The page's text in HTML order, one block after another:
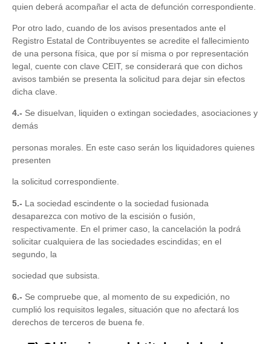
quien deberá acompañar el acta de defunción correspondiente.
Por otro lado, cuando de los avisos presentados ante el
Registro Estatal de Contribuyentes se acredite el fallecimiento
de una persona física, que por sí misma o por representación
legal, cuente con clave CEIT, se considerará que con dichos
avisos también se presenta la solicitud para dejar sin efectos
dicha clave.
4.- Se disuelvan, liquiden o extingan sociedades, asociaciones y
demás
personas morales. En este caso serán los liquidadores quienes
presenten
la solicitud correspondiente.
5.- La sociedad escindente o la sociedad fusionada
desaparezca con motivo de la escisión o fusión,
respectivamente. En el primer caso, la cancelación la podrá
solicitar cualquiera de las sociedades escindidas; en el
segundo, la
sociedad que subsista.
6.- Se compruebe que, al momento de su expedición, no
cumplió los requisitos legales, situación que no afectará los
derechos de terceros de buena fe.